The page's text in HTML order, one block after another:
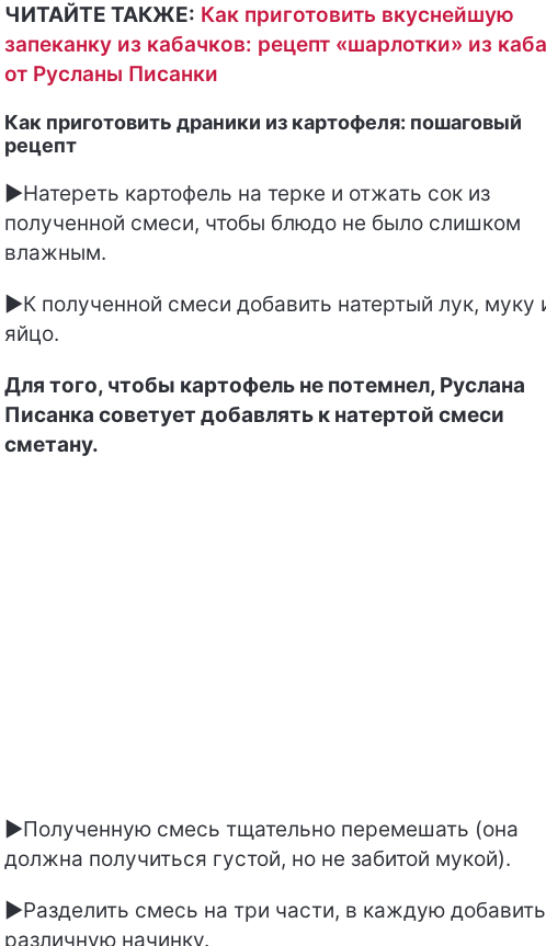
ЧИТАЙТЕ ТАКЖЕ: Как приготовить вкуснейшую
запеканку из кабачков: рецепт «шарлотки» из
от Русланы Писанки
Как приготовить драники из картофеля: пошаговый
рецепт
►Натереть картофель на терке и отжать сок из
полученной смеси, чтобы блюдо не было слишком
влажным.
►К полученной смеси добавить натертый лук, муку
яйцо.
Для того, чтобы картофель не потемнел, Руслана
Писанка советует добавлять к натертой смеси
сметану.
►Полученную смесь тщательно перемешать (она
должна получиться густой, но не забитой мукой).
►Разделить смесь на три части, в каждую добавить
различную начинку.